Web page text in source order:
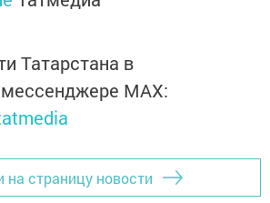
Татарстана в
MАХ:
на страницу новости